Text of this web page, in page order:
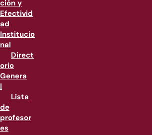
ción y
Efectivid
ad
Institucio
nal
Direct
orio
Genera
l
Lista
de
profesor
es